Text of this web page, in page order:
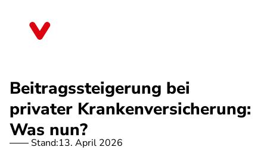
Beitragssteigerung bei
privater Krankenversicherung:
Was nun?
Stand:13. April 2026